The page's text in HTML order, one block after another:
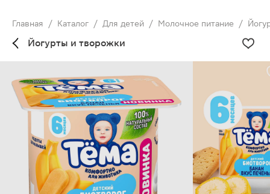
Главная / Каталог / Для детей / Молочное питание /
Йогурты и творожки